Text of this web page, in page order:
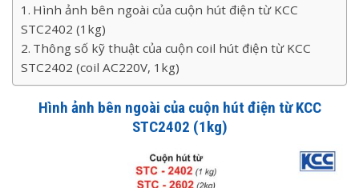
Hình ảnh bên ngoài của cuộn hút điện từ KCC
STC2402 (1kg)
Thông số kỹ thuật của cuộn coil hút điện từ KCC
STC2402 (coil AC220V, 1kg)
Hình ảnh bên ngoài của cuộn hút điện từ KCC
STC2402 (1kg)